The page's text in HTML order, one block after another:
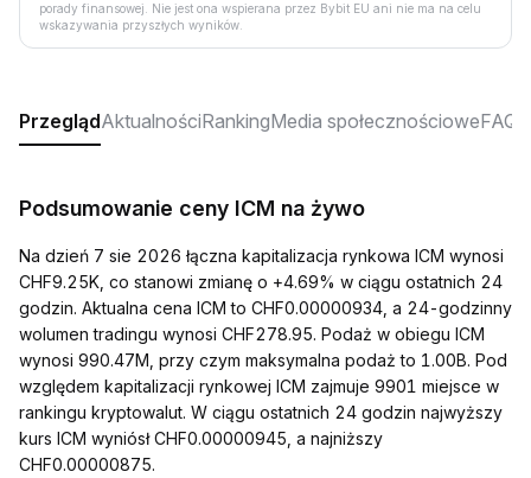
porady finansowej. Nie jest ona wspierana przez Bybit EU ani nie ma na celu
wskazywania przyszłych wyników.
PrzeglądAktualnościRankingMedia społecznościoweFAQ
Podsumowanie ceny ICM na żywo
Na dzień 7 sie 2026 łączna kapitalizacja rynkowa ICM wynosi
CHF9.25K, co stanowi zmianę o +4.69% w ciągu ostatnich 24
godzin. Aktualna cena ICM to CHF0.00000934, a 24-godzinny
wolumen tradingu wynosi CHF278.95. Podaż w obiegu ICM
wynosi 990.47M, przy czym maksymalna podaż to 1.00B. Pod
względem kapitalizacji rynkowej ICM zajmuje 9901 miejsce w
rankingu kryptowalut. W ciągu ostatnich 24 godzin najwyższy
kurs ICM wyniósł CHF0.00000945, a najniższy
CHF0.00000875.